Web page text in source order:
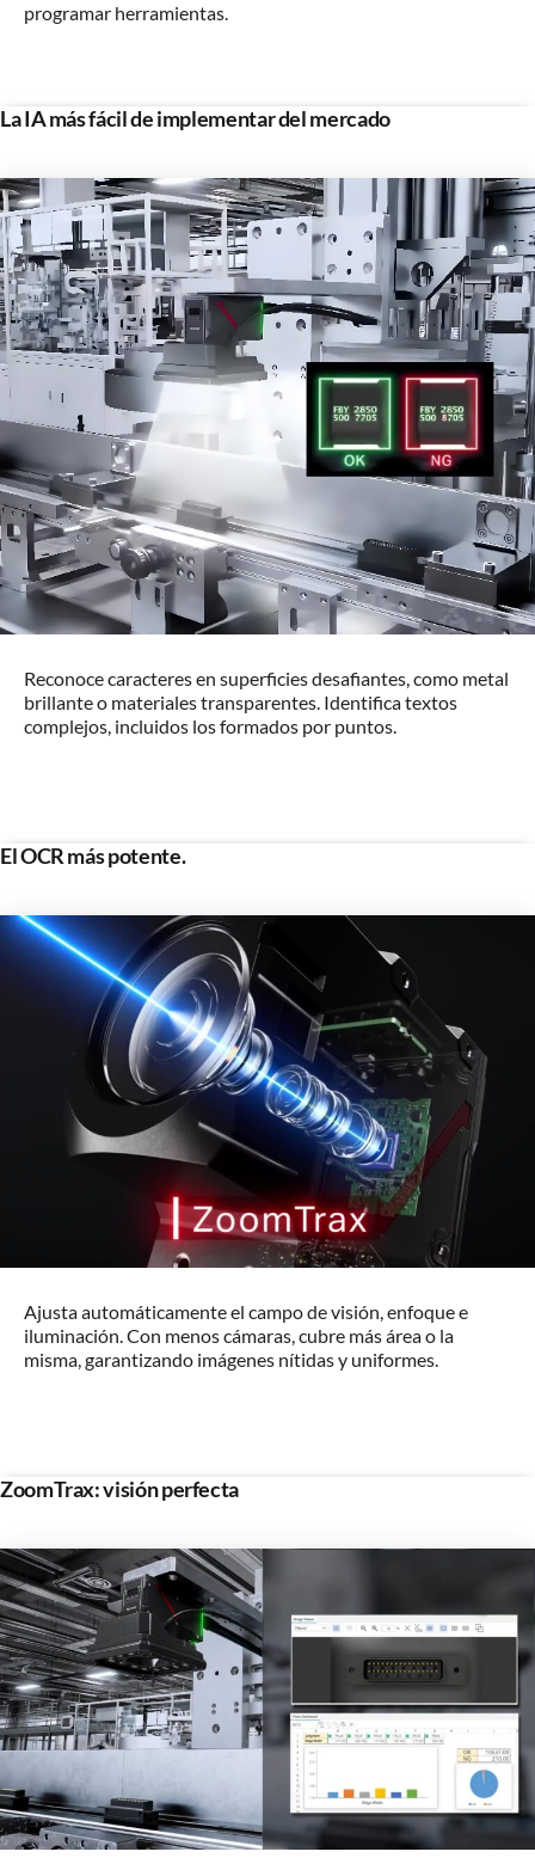
programar herramientas.
La IA más fácil de implementar del mercado
Reconoce caracteres en superficies desafiantes, como metal
brillante o materiales transparentes. Identifica textos
complejos, incluidos los formados por puntos.
El OCR más potente.
Ajusta automáticamente el campo de visión, enfoque e
iluminación. Con menos cámaras, cubre más área o la
misma, garantizando imágenes nítidas y uniformes.
ZoomTrax: visión perfecta